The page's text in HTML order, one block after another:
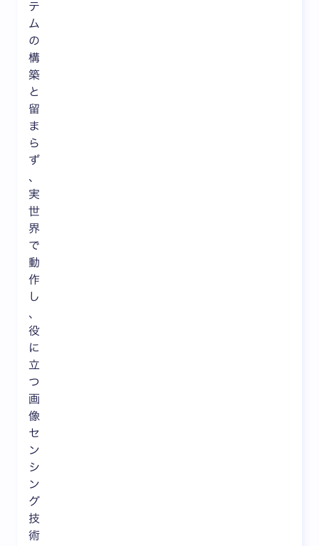
テ
ム
の
構
築
と
留
ま
ら
ず
、
実
世
界
で
動
作
し
、
役
に
立
つ
画
像
セ
ン
シ
ン
グ
技
術